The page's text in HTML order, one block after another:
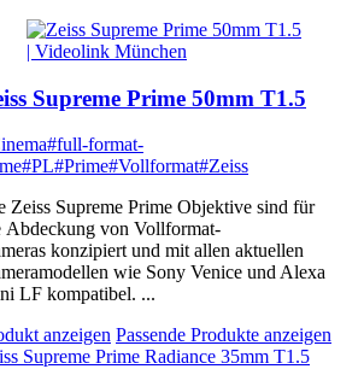
Supreme Prime 50mm T1.5
#full-format-
#PL#Prime#Vollformat#Zeiss
Zeiss Supreme Prime Objektive sind für
Abdeckung von Vollformat-
konzipiert und mit allen aktuellen
wie Sony Venice und Alexa
LF kompatibel. ...
anzeigen Passende Produkte anzeigen
Supreme Prime Radiance 35mm T1.5